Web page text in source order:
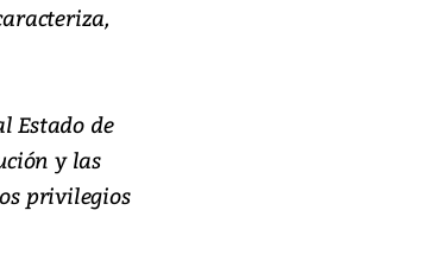
Estado de
y las
privilegios